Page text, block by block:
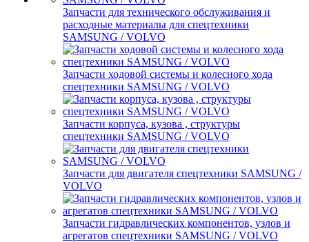
Запчасти для технического обслуживания и
расходные материалы для спецтехники
SAMSUNG / VOLVO
Запчасти ходовой системы и колесного хода
спецтехники SAMSUNG / VOLVO
Запчасти корпуса, кузова , структуры
спецтехники SAMSUNG / VOLVO
Запчасти для двигателя спецтехники SAMSUNG /
VOLVO
Запчасти гидравлических компонентов, узлов и
агрегатов спецтехники SAMSUNG / VOLVO